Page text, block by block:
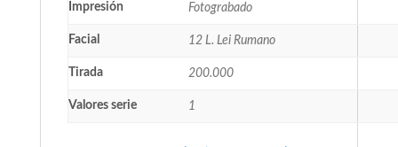
Impresión Fotograbado
Facial 12 L. Lei Rumano
Tirada 200.000
Valores serie 1